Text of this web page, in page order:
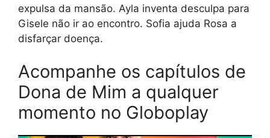
expulsa da mansão. Ayla inventa desculpa para
Gisele não ir ao encontro. Sofia ajuda Rosa a
disfarçar doença.
Acompanhe os capítulos de
Dona de Mim a qualquer
momento no Globoplay